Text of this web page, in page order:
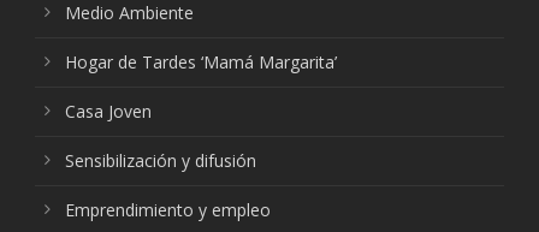
Medio Ambiente
Hogar de Tardes ‘Mamá Margarita’
Casa Joven
Sensibilización y difusión
Emprendimiento y empleo